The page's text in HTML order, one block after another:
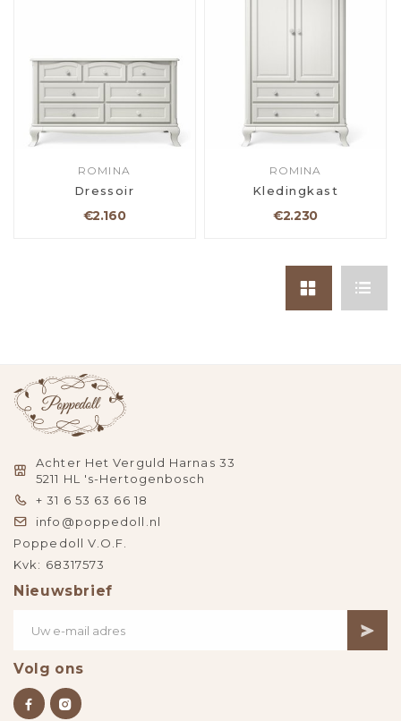
ROMINA
Dressoir
€2.160
ROMINA
Kledingkast
€2.230
Achter Het Verguld Harnas 33
5211 HL 's-Hertogenbosch
+ 31 6 53 63 66 18
info@poppedoll.nl
Poppedoll V.O.F.
Kvk: 68317573
Nieuwsbrief
Volg ons